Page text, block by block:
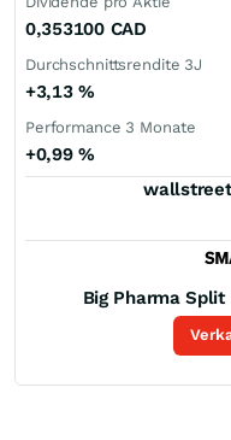
0,353100 CAD
Durchschnittsrendite 3J
+3,13%
Performance 3 Monate
+0,99%
Big Pharma